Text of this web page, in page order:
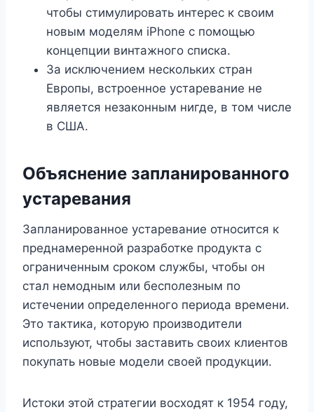
чтобы стимулировать интерес к своим
новым моделям iPhone с помощью
концепции винтажного списка.
За исключением нескольких стран
Европы, встроенное устаревание не
является незаконным нигде, в том числе
в США.
Объяснение запланированного
устаревания
Запланированное устаревание относится к
преднамеренной разработке продукта с
ограниченным сроком службы, чтобы он
стал немодным или бесполезным по
истечении определенного периода времени.
Это тактика, которую производители
используют, чтобы заставить своих клиентов
покупать новые модели своей продукции.
Истоки этой стратегии восходят к 1954 году,